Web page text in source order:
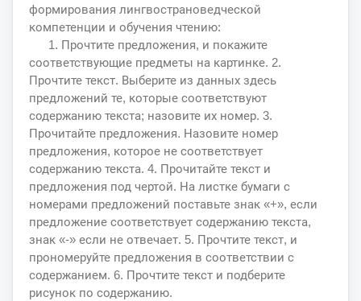
формирования лингвострановедческой
компетенции и обучения чтению:
1. Прочтите предложения, и покажите
соответствующие предметы на картинке. 2.
Прочтите текст. Выберите из данных здесь
предложений те, которые соответствуют
содержанию текста; назовите их номер. 3.
Прочитайте предложения. Назовите номер
предложения, которое не соответствует
содержанию текста. 4. Прочитайте текст и
предложения под чертой. На листке бумаги с
номерами предложений поставьте знак «+», если
предложение соответствует содержанию текста,
знак «-» если не отвечает. 5. Прочтите текст, и
прономеруйте предложения в соответствии с
содержанием. 6. Прочтите текст и подберите
рисунок по содержанию.